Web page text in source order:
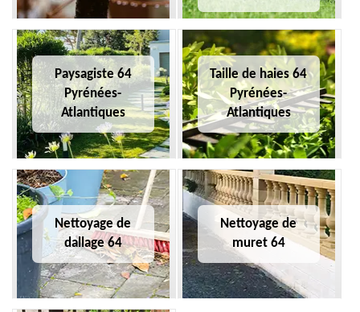
Paysagiste 64
Pyrénées-
Atlantiques
Taille de haies 64
Pyrénées-
Atlantiques
Nettoyage de
dallage 64
Nettoyage de
muret 64